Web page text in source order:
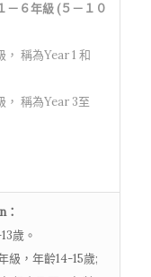
６年級 (５－１０
稱為Year 1 和
， 稱為Year 3至
歲。
級，年齡14-15歲;